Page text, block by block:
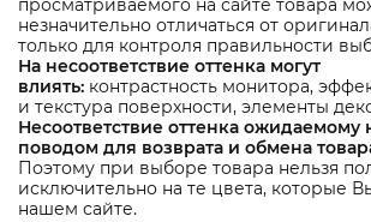
просматриваемого на сайте товара
незначительно отличаться от
только для контроля правильности
На несоответствие оттенка могут
влиять: контрастность монитора,
и текстура поверхности, элементы
Несоответствие оттенка ожидаемому
поводом для возврата и обмена
Поэтому при выборе товара нельзя
исключительно на те цвета, которые
нашем сайте.